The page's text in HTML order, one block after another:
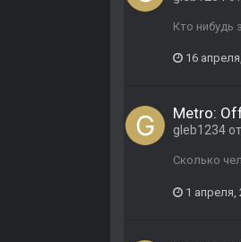
Кто нибудь
16
Metro:
gleb1234
Сколько
1 апреля,